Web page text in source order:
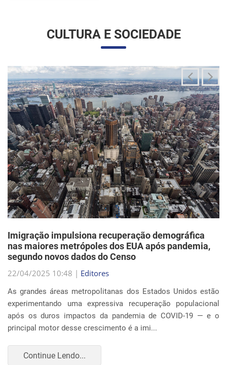
nas maiores metrópoles dos EUA após pandemia,
segundo novos dados do Censo
22/04/2025 10:48 |Editores
As grandes áreas metropolitanas dos Estados Unidos estão
experimentando uma expressiva recuperação populacional
após os duros impactos da pandemia de COVID-19 — e o
principal motor desse crescimento é a imi...
Continue Lendo...